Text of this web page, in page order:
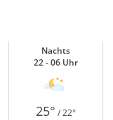
Nachts
22 - 06 Uhr
25° / 22°